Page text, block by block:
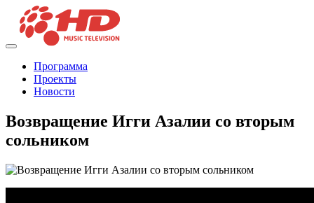
Программа
Проекты
Новости
Возвращение Игги Азалии со вторым
сольником